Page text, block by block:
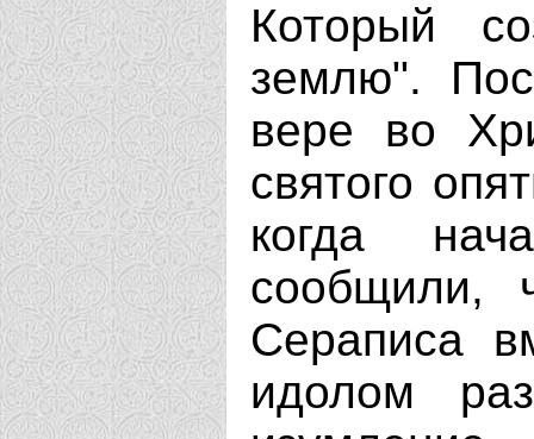
Который
землю".
вере во
святого
когда
сообщили,
Сераписа
идолом